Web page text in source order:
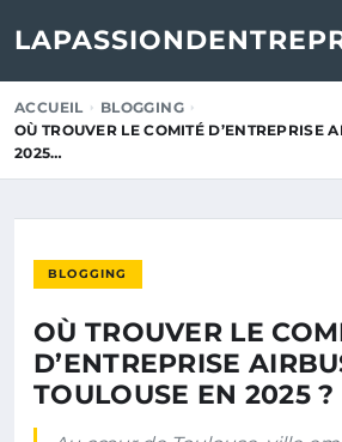
ACCUEIL
BLOGGING
OÙ TROUVER LE COMITÉ D’ENTREPRISE
2025…
BLOGGING
OÙ TROUVER LE
D’ENTREPRISE
TOULOUSE EN 2025 ?